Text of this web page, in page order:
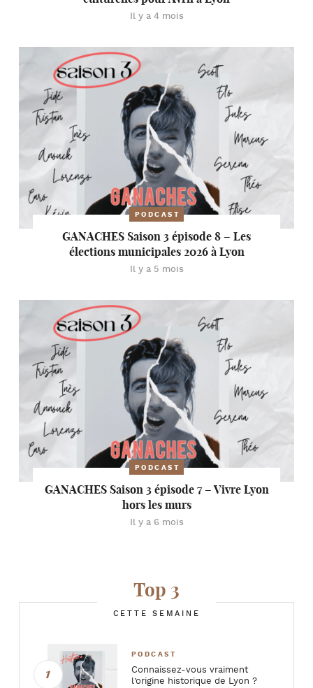
Il y a 4 mois
PODCAST
GANACHES Saison 3 épisode 8 – Les
élections municipales 2026 à Lyon
Il y a 5 mois
PODCAST
GANACHES Saison 3 épisode 7 – Vivre Lyon
hors les murs
Il y a 6 mois
Top 3
CETTE SEMAINE
PODCAST
Connaissez-vous vraiment
l’origine historique de Lyon ?